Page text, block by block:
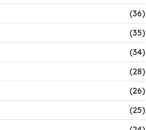
(36)
(35)
(34)
(28)
(26)
(25)